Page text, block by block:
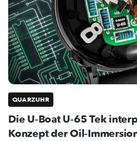
QUARZUHR
Die U-Boat U-65 Tek
Konzept der Oil-